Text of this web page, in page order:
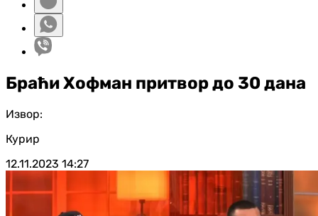
Браћи Хофман притвор до 30 дана
Извор:
Курир
12.11.2023 14:27